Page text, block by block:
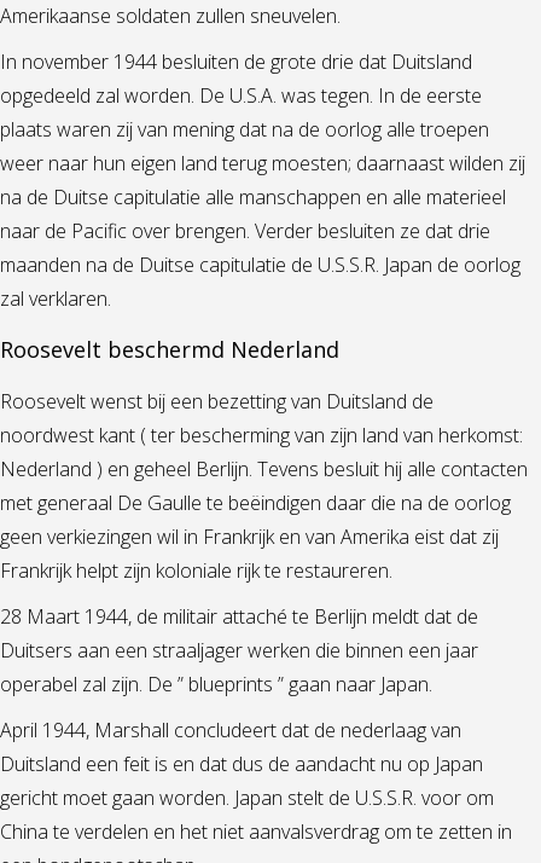
Amerikaanse soldaten zullen sneuvelen.
In november 1944 besluiten de grote drie dat Duitsland
opgedeeld zal worden. De U.S.A. was tegen. In de eerste
plaats waren zij van mening dat na de oorlog alle troepen
weer naar hun eigen land terug moesten; daarnaast wilden zij
na de Duitse capitulatie alle manschappen en alle materieel
naar de Pacific over brengen. Verder besluiten ze dat drie
maanden na de Duitse capitulatie de U.S.S.R. Japan de oorlog
zal verklaren.
Roosevelt beschermd Nederland
Roosevelt wenst bij een bezetting van Duitsland de
noordwest kant ( ter bescherming van zijn land van herkomst:
Nederland ) en geheel Berlijn. Tevens besluit hij alle contacten
met generaal De Gaulle te beëindigen daar die na de oorlog
geen verkiezingen wil in Frankrijk en van Amerika eist dat zij
Frankrijk helpt zijn koloniale rijk te restaureren.
28 Maart 1944, de militair attaché te Berlijn meldt dat de
Duitsers aan een straaljager werken die binnen een jaar
operabel zal zijn. De ” blueprints ” gaan naar Japan.
April 1944, Marshall concludeert dat de nederlaag van
Duitsland een feit is en dat dus de aandacht nu op Japan
gericht moet gaan worden. Japan stelt de U.S.S.R. voor om
China te verdelen en het niet aanvalsverdrag om te zetten in